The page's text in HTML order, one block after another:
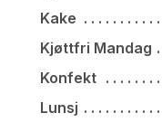
Kake
Kjøttfri Mandag
Konfekt
Lunsj